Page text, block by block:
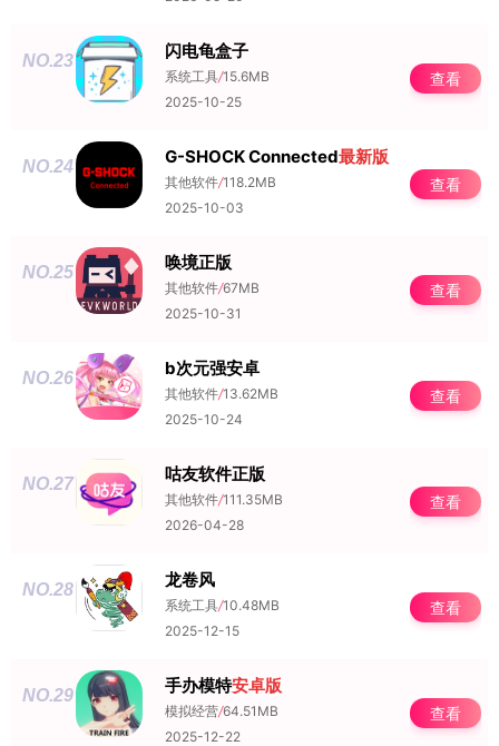
NO.23 闪电龟盒子
系统工具/15.6MB
2025-10-25
查看
NO.24 G-SHOCK Connected最新版
其他软件/118.2MB
2025-10-03
查看
NO.25 唤境正版
其他软件/67MB
2025-10-31
查看
NO.26 b次元强安卓
其他软件/13.62MB
2025-10-24
查看
NO.27 咕友软件正版
其他软件/111.35MB
2026-04-28
查看
NO.28 龙卷风
系统工具/10.48MB
2025-12-15
查看
NO.29 手办模特安卓版
模拟经营/64.51MB
2025-12-22
查看